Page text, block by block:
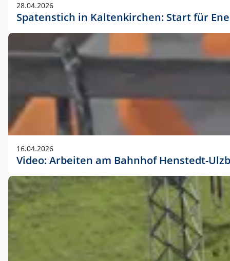
28.04.2026
Spatenstich in Kaltenkirchen: Start für
16.04.2026
Video: Arbeiten am Bahnhof Henstedt-